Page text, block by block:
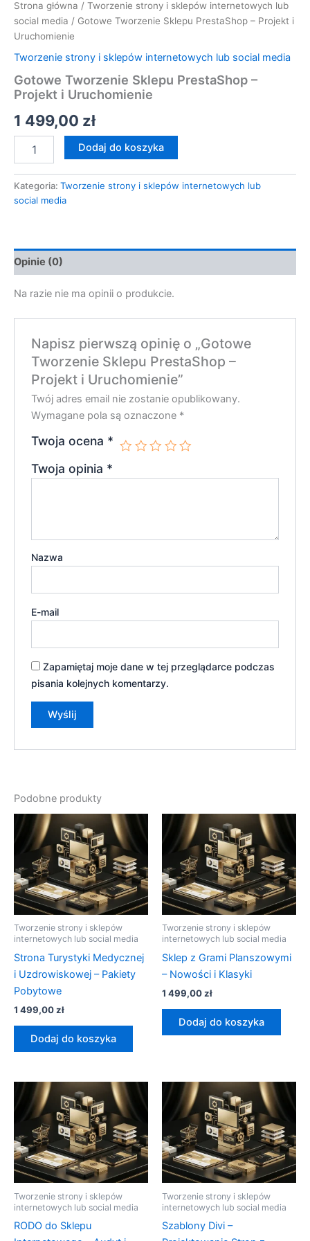
Strona główna / Tworzenie strony i sklepów internetowych lub
social media / Gotowe Tworzenie Sklepu PrestaShop – Projekt i
Uruchomienie
Tworzenie strony i sklepów internetowych lub social media
Gotowe Tworzenie Sklepu PrestaShop –
Projekt i Uruchomienie
1 499,00 zł
Dodaj do koszyka
Kategoria: Tworzenie strony i sklepów internetowych lub
social media
Opinie (0)
Na razie nie ma opinii o produkcie.
Napisz pierwszą opinię o „Gotowe
Tworzenie Sklepu PrestaShop –
Projekt i Uruchomienie”
Twój adres email nie zostanie opublikowany.
Wymagane pola są oznaczone *
Twoja ocena *
Twoja opinia *
Nazwa
E-mail
Zapamiętaj moje dane w tej przeglądarce podczas
pisania kolejnych komentarzy.
Podobne produkty
Tworzenie strony i sklepów
internetowych lub social media
Strona Turystyki Medycznej
i Uzdrowiskowej – Pakiety
Pobytowe
1 499,00zł
Dodaj do koszyka
Tworzenie strony i sklepów
internetowych lub social media
Sklep z Grami Planszowymi
– Nowości i Klasyki
1 499,00zł
Dodaj do koszyka
Tworzenie strony i sklepów
internetowych lub social media
RODO do Sklepu
Tworzenie strony i sklepów
internetowych lub social media
Szablony Divi –